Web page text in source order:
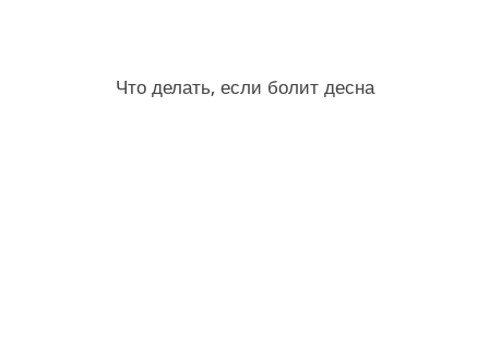
Что делать, если болит десна